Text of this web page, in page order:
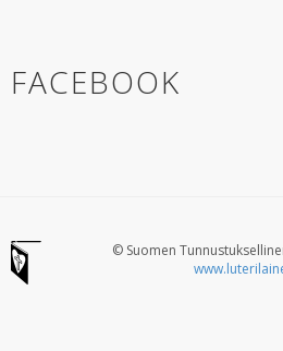
FACEBOOK
© Suomen